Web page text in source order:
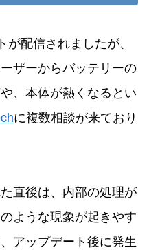
配信されましたが、
ザーからバッテリーの
、本体が熱くなるとい
に複数相談が来ており
直後は、内部の処理が
ような現象が起きやす
アップデート後に発生